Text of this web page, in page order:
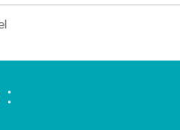
: